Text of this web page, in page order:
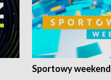
Sportowy weekend